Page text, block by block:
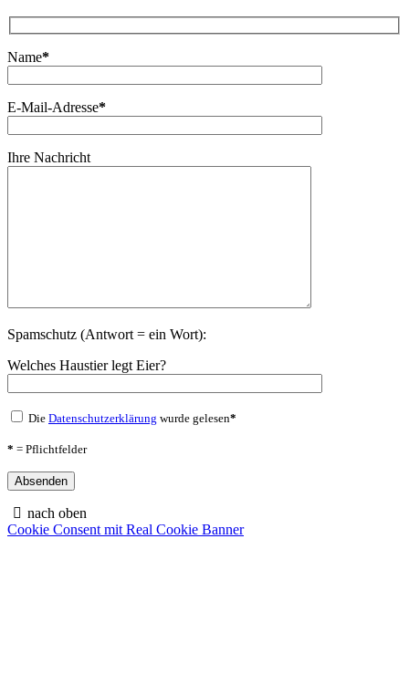
Name*
E-Mail-Adresse*
Ihre Nachricht
Spamschutz (Antwort = ein Wort):
Welches Haustier legt Eier?
Die Datenschutzerklärung wurde gelesen*
* = Pflichtfelder
nach oben
Cookie Consent mit Real Cookie Banner